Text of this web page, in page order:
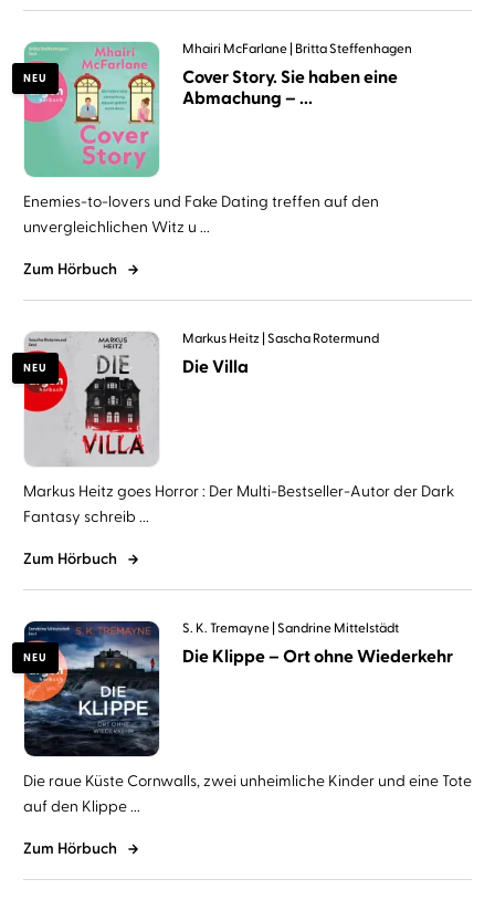
NEU
Mhairi McFarlane Britta Steffenhagen
Cover Story. Sie haben eine
Abmachung – ...
Enemies-to-lovers und Fake Dating treffen auf den
unvergleichlichen Witz u ...
Zum Hörbuch
NEU
Markus Heitz Sascha Rotermund
Die Villa
Markus Heitz goes Horror : Der Multi-Bestseller-Autor der Dark
Fantasy schreib ...
Zum Hörbuch
NEU
S. K. Tremayne Sandrine Mittelstädt
Die Klippe – Ort ohne Wiederkehr
Die raue Küste Cornwalls, zwei unheimliche Kinder und eine Tote
auf den Klippe ...
Zum Hörbuch